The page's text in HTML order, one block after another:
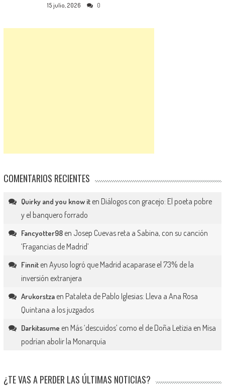
15 julio, 2026 0
COMENTARIOS RECIENTES
Quirky and you know iten Diálogos con gracejo: El poeta pobre
y el banquero forrado
Fancyotter98en Josep Cuevas reta a Sabina, con su canción
‘Fragancias de Madrid’
Finniten Ayuso logró que Madrid acaparase el 73% de la
inversión extranjera
Arukorstzaen Pataleta de Pablo Iglesias: Lleva a Ana Rosa
Quintana a los juzgados
Darkitasume en Más ‘descuidos’ como el de Doña Letizia en Misa
podrían abolir la Monarquía
¿TE VAS A PERDER LAS ÚLTIMAS NOTICIAS?